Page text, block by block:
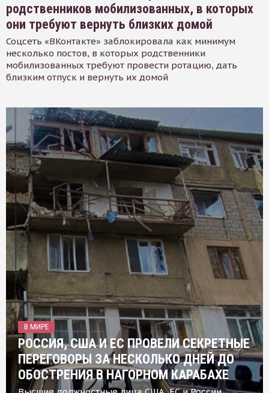
родственников мобилизованных, в которых
они требуют вернуть близких домой
Соцсеть «ВКонтакте» заблокировала как минимум
несколько постов, в которых родственники
мобилизованных требуют провести ротацию, дать
близким отпуск и вернуть их домой
В МИРЕ
РОССИЯ, США И ЕС ПРОВЕЛИ СЕКРЕТНЫЕ
ПЕРЕГОВОРЫ ЗА НЕСКОЛЬКО ДНЕЙ ДО
ОБОСТРЕНИЯ В НАГОРНОМ КАРАБАХЕ